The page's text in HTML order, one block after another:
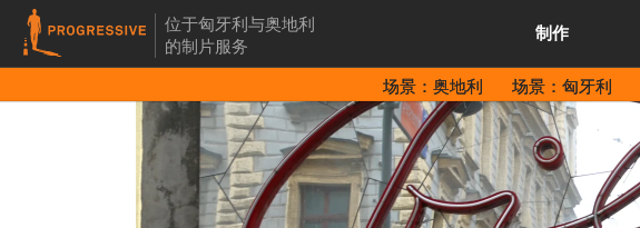
位于匈牙利与奥地利
的制片服务
制作
场景：奥地利 场景：匈牙利